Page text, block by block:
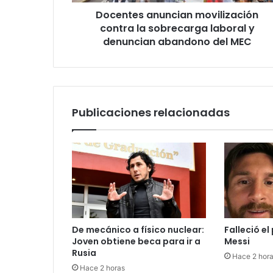
e
n
o
Docentes anuncian movilización
contra la sobrecarga laboral y
denuncian abandono del MEC
Publicaciones relacionadas
De mecánico a físico nuclear:
Joven obtiene beca para ir a
Rusia
Hace 2 horas
Falleció el
Messi
Hace 2